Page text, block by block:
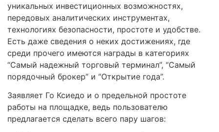
уникальных инвестиционных возможностях,
передовых аналитических инструментах,
технологиях безопасности, простоте и удобстве.
Есть даже сведения о неких достижениях, где
среди прочего имеются награды в категориях
“Самый надежный торговый терминал”, “Самый
порядочный брокер” и “Открытие года”.
Заявляет Го Ксиедо и о предельной простоте
работы на площадке, ведь пользователю
предлагается сделать всего пару шагов: